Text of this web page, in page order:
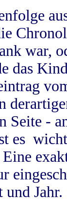
war,
das
Seite -
es
Jahr.